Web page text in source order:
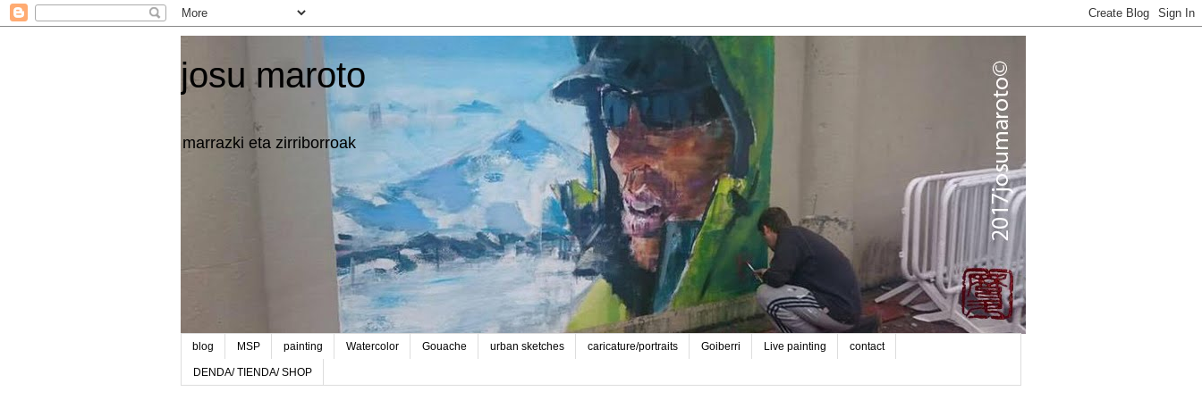
josu maroto
marrazki eta zirriborroak
blog MSP painting Watercolor Gouache urban sketches caricature/portraits Goiberri Live painting contact
DENDA/ TIENDA/ SHOP